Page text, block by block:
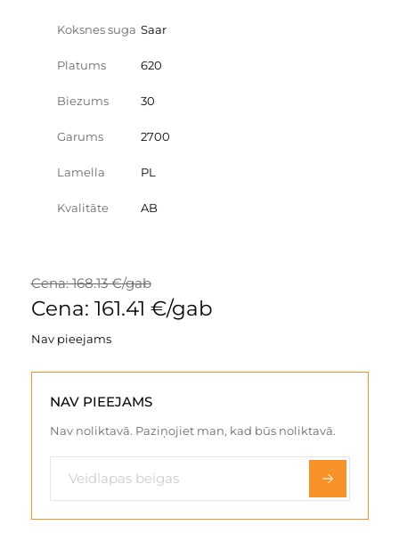
Koksnes suga Saar
Platums 620
Biezums 30
Garums 2700
Lamella PL
Kvalitāte AB
Cena: 168.13 €/gab
Cena: 161.41 €/gab
Nav pieejams
NAV PIEEJAMS
Nav noliktavā. Paziņojiet man, kad būs noliktavā.